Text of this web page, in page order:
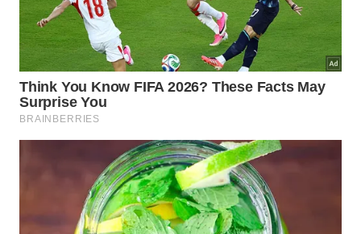
Esse equilíbrio promovido pelos quirópteros evita a
superpopulação de pragas urbanas que costumam
invadir as residências atraídas pelas luzes externas
ajuda a desmistificar preconceitos antigos criando
uma valiosa consciência sobre apreservação
dessas espéciesimportantes.
Abaixo, um vídeo docanal TV Senado no YouTube